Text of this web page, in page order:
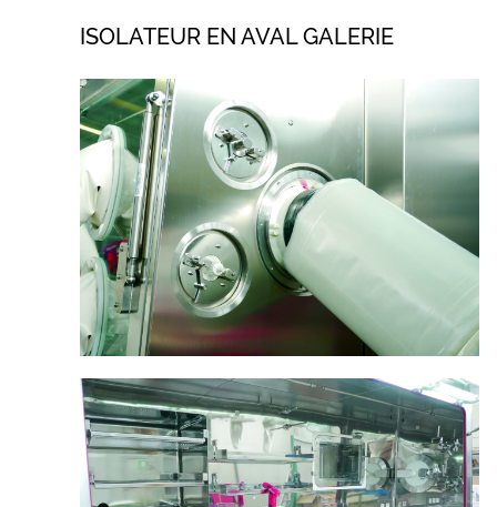
ISOLATEUR EN AVAL GALERIE